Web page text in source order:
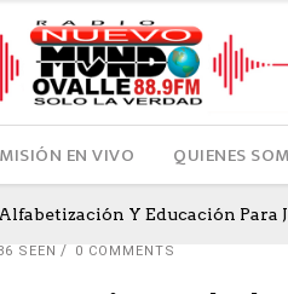
EN VIVO QUIENES
Y Educación Para
SEEN 0 COMMENTS